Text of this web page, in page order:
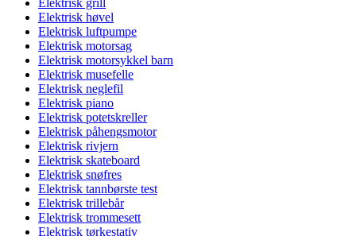
Elektrisk grill
Elektrisk høvel
Elektrisk luftpumpe
Elektrisk motorsag
Elektrisk motorsykkel barn
Elektrisk musefelle
Elektrisk neglefil
Elektrisk piano
Elektrisk potetskreller
Elektrisk påhengsmotor
Elektrisk rivjern
Elektrisk skateboard
Elektrisk snøfres
Elektrisk tannbørste test
Elektrisk trillebår
Elektrisk trommesett
Elektrisk tørkestativ